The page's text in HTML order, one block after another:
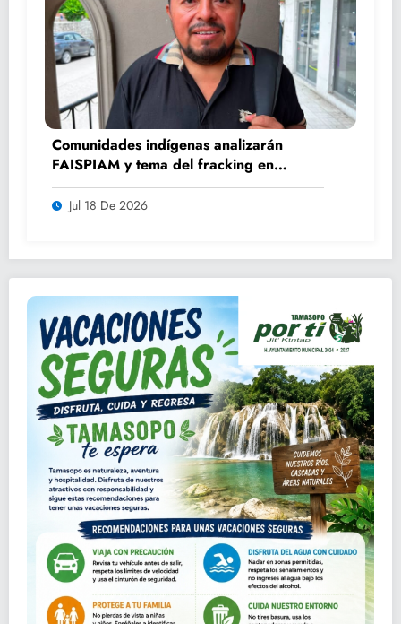
Comunidades indígenas analizarán
FAISPIAM y tema del fracking en
asamblea ordinaria
Jul 18 De 2026